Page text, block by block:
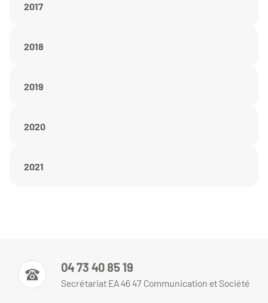
2017
2018
2019
2020
2021
04 73 40 85 19
Secrétariat EA 46 47 Communication et Société